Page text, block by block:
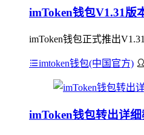
imToken钱包V1.31版
imToken钱包正式推出
imtoken钱包(中国官方)
imToken钱包转出详